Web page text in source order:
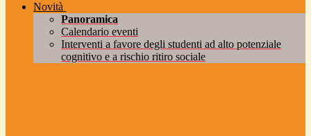
Novità
Panoramica
Calendario eventi
Interventi a favore degli studenti ad alto potenziale
cognitivo e a rischio ritiro sociale